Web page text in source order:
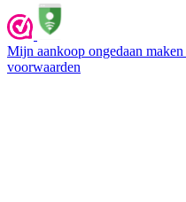
Mijn aankoop ongedaan maken
voorwaarden